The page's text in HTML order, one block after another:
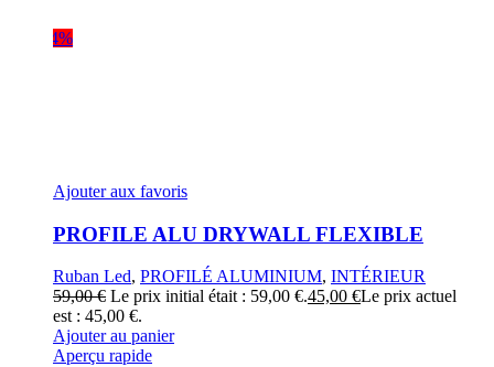
-24%
Ajouter aux favoris
PROFILE ALU DRYWALL FLEXIBLE
Ruban Led, PROFILÉ ALUMINIUM, INTÉRIEUR
59,00€ Le prix initial était : 59,00 €.45,00 €Le prix actuel
est : 45,00 €.
Ajouter au panier
Aperçu rapide